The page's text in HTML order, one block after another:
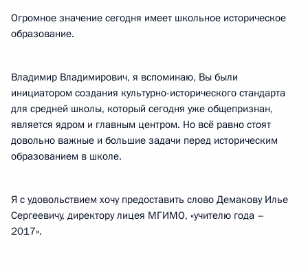
Огромное значение сегодня имеет школьное историческое
образование.
Владимир Владимирович, я вспоминаю, Вы были
инициатором создания культурно-исторического стандарта
для средней школы, который сегодня уже общепризнан,
является ядром и главным центром. Но всё равно стоят
довольно важные и большие задачи перед историческим
образованием в школе.
Я с удовольствием хочу предоставить слово Демакову Илье
Сергеевичу, директору лицея МГИМО, «учителю года –
2017».